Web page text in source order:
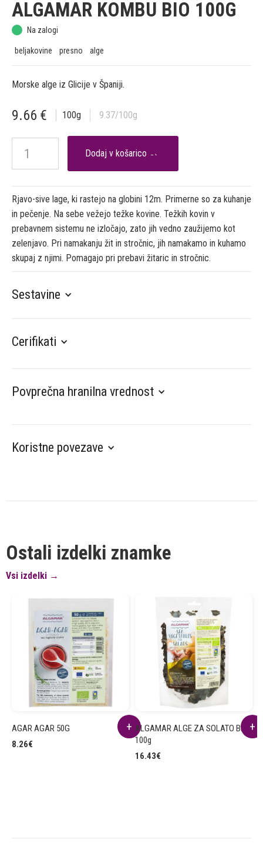
ALGAMAR KOMBU BIO 100G
Na zalogi
beljakovine presno alge
Morske alge iz Glicije v Španiji.
9.66 € 100g 9.37/100g

Rjavo-sive lage, ki rastejo na globini 12m. Primerne so za kuhanje
in pečenje. Na sebe vežejo težke kovine. Težkih kovin v
prebavnem sistemu ne izločajo, zato jih vedno zaužijemo kot
zelenjavo. Pri namakanju žit in stročnic, jih namakamo in kuhamo
skupaj z njimi. Pomagajo pri prebavi žitaric in stročnic.
Sestavine
Cerifikati
Povprečna hranilna vrednost
Koristne povezave
Ostali izdelki znamke
Vsi izdelki →
AGAR AGAR 50G
8.26€
ALGAMAR ALGE ZA SOLATO BIO
100g
16.43€